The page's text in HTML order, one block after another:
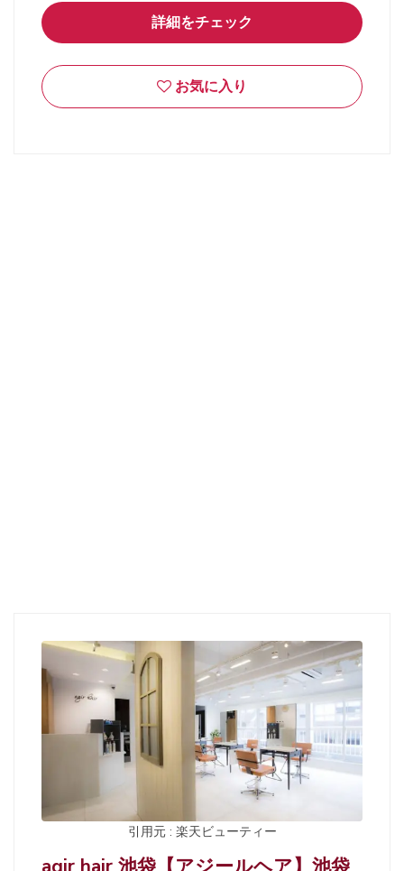
詳細をチェック
お気に入り
引用元 : 楽天ビューティー